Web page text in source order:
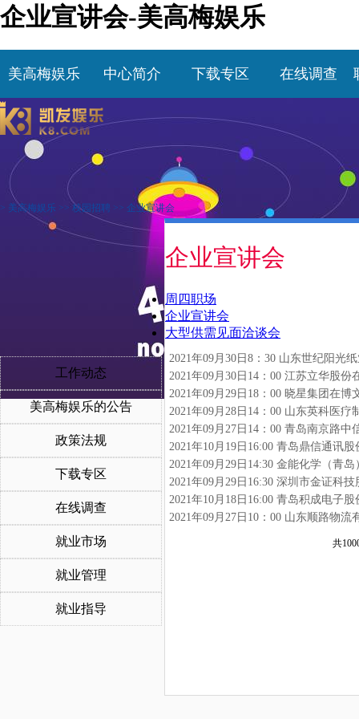
企业宣讲会-美高梅娱乐
美高梅娱乐 中心简介 下载专区 在线调查
> 美高梅娱乐 >> 校园招聘 >> 企业宣讲会
工作动态
美高梅娱乐的公告
政策法规
下载专区
在线调查
就业市场
就业管理
就业指导
企业宣讲会
周四职场
企业宣讲会
大型供需见面洽谈会
2021年09月30日8：30 山东世纪阳光
2021年09月30日14：00 江苏立华股份
2021年09月29日18：00 晓星集团在博
2021年09月28日14：00 山东英科医
2021年09月27日14：00 青岛南京路
2021年10月19日16:00 青岛鼎信通讯
2021年09月29日14:30 金能化学（青
2021年09月29日16:30 深圳市金证科
2021年10月18日16:00 青岛积成电子
2021年09月27日10：00 山东顺路物
共